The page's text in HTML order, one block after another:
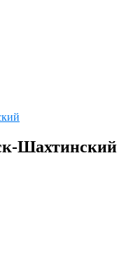
Шахтинский